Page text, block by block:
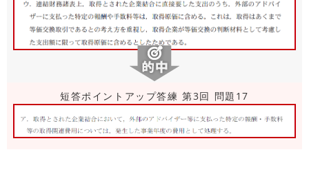
短答ポイントアップ答練 第3回 問題17